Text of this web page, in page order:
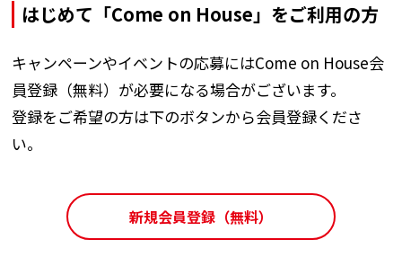
はじめて「Come on House」をご利用の方
キャンペーンやイベントの応募にはCome on House会
員登録（無料）が必要になる場合がございます。
登録をご希望の方は下のボタンから会員登録くださ
い。
新規会員登録（無料）